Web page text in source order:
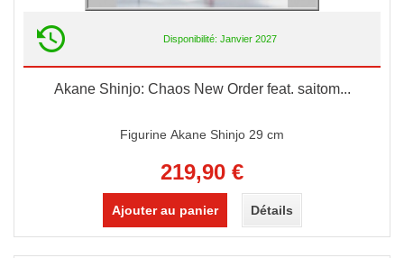
Disponibilité: Janvier 2027
Akane Shinjo: Chaos New Order feat. saitom...
Figurine Akane Shinjo 29 cm
219,90 €
Ajouter au panier Détails